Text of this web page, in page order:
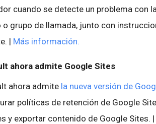
cuando se detecte un problema con
grupo de llamada, junto con
| Más información.
ahora admite Google Sites
ahora admite la nueva versión de
políticas de retención de Google
y exportar contenido de Google Sites. |